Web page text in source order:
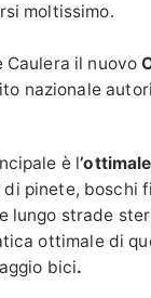
moltissimo.
Caulera il nuovo
nazionale
è l
pinete, boschi
lungo strade
ottimale di
bici.